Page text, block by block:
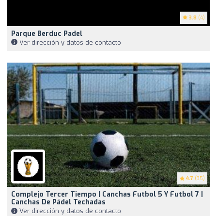
3.8 (4)
Parque Berduc Padel
Ver dirección y datos de contacto
4.7 (35)
Complejo Tercer Tiempo | Canchas Futbol 5 Y Futbol 7 |
Canchas De Pádel Techadas
Ver dirección y datos de contacto